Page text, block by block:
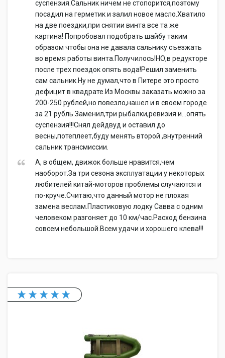
суспензия.Сальник ничем не стопорится,поэтому
посадил на герметик и залил новое масло.Хватило
на две поездки,при снятии винта все та же
картина! Попробовал подобрать шайбу таким
образом чтобы она не давала сальнику съезжать
во время работы винта.Получилось!НО,в редукторе
после трех поездок опять вода!Решил заменить
сам сальник.Ну не думал,что в Питере это просто
дефицит в квадрате.Из Москвы заказать можно за
200-250 рублей,но повезло,нашел и в своем городе
за 21 рубль.Заменил,три рыбалки,ревизия и...опять
суспензия!!!Снял дейдвуд и оставил до
весны,потеплеет,буду менять второй ,внутренний
сальник трансмиссии.
А, в общем, движок больше нравится,чем
наоборот.За три сезона эксплуатации у некоторых
любителей китай-моторов проблемы случаются и
по-круче.Считаю,что данный мотор не плохая
замена веслам.Пластиковую лодку Савва с одним
человеком разгоняет до 10 км/час.Расход бензина
совсем небольшой.Всем удачи и хорошего клева!!!